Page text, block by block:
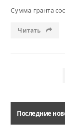
Сумма гранта
Читать
Последние